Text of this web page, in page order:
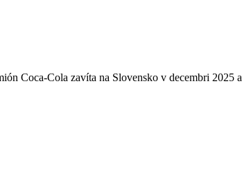
Coca-Cola zavíta na Slovensko v decembri 2025